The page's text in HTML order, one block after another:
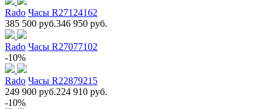
Rado Часы R27124162
385 500 руб.346 950 руб.
Rado Часы R27077102
-10%
Rado Часы R22879215
249 900 руб.224 910 руб.
-10%